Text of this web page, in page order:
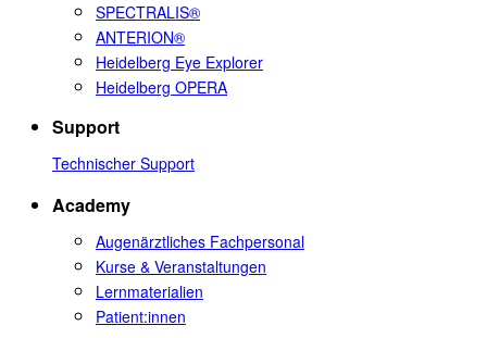
SPECTRALIS®
ANTERION®
Heidelberg Eye Explorer
Heidelberg OPERA
Support
Technischer Support
Academy
Augenärztliches Fachpersonal
Kurse & Veranstaltungen
Lernmaterialien
Patient:innen